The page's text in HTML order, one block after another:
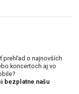
prehľad o najnovších
koncertoch aj vo
bezplatne našu